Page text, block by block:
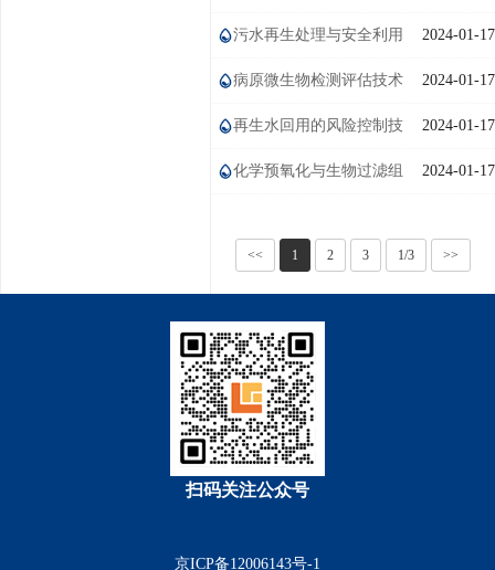
的反思与建议 2024-01-17
污水再生处理与安全利用
研讨会 2024-01-17
病原微生物检测评估技术
2024-01-17
再生水回用的风险控制技
术研究 2024-01-17
化学预氧化与生物过滤组
<< 1 2 3 1/3 >>
扫码关注公众号
京ICP备12006143号-1